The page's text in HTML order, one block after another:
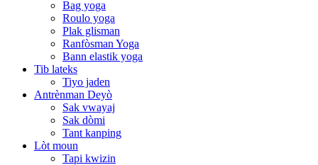
Bag yoga
Roulo yoga
Plak glisman
Ranfòsman Yoga
Bann elastik yoga
Tib lateks
Tiyo jaden
Antrènman Deyò
Sak vwayaj
Sak dòmi
Tant kanping
Lòt moun
Tapi kwizin